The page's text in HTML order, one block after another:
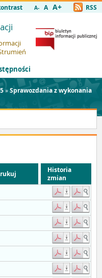
A- A A+ RSS
»Sprawozdania z wykonania
Historia
zmian